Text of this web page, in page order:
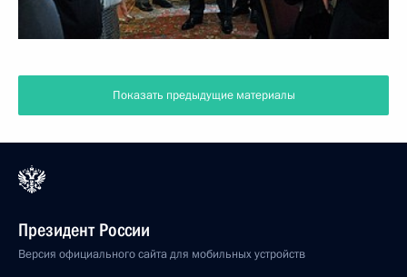
Показать предыдущие материалы
Президент России
Версия официального сайта для мобильных устройств